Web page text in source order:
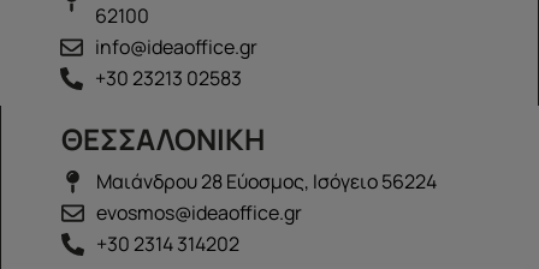
62100
info@ideaoffice.gr
+30 23213 02583
ΘΕΣΣΑΛΟΝΙΚΗ
Μαιάνδρου 28 Εύοσμος, Ισόγειο 56224
evosmos@ideaoffice.gr
+30 2314 314202